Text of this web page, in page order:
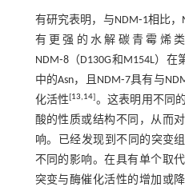
有研究表明，与NDM⁃1相比，
有更强的水解碳青霉烯
NDM⁃8（D130G和M154L）
中的Asn，且NDM⁃7具有与
化活性[13,14]。这表明用不同
酸的性质或结构不同，从而
响。已经发现到不同的突变
不同的影响。在具有单个取
突变与酶催化活性的增加或